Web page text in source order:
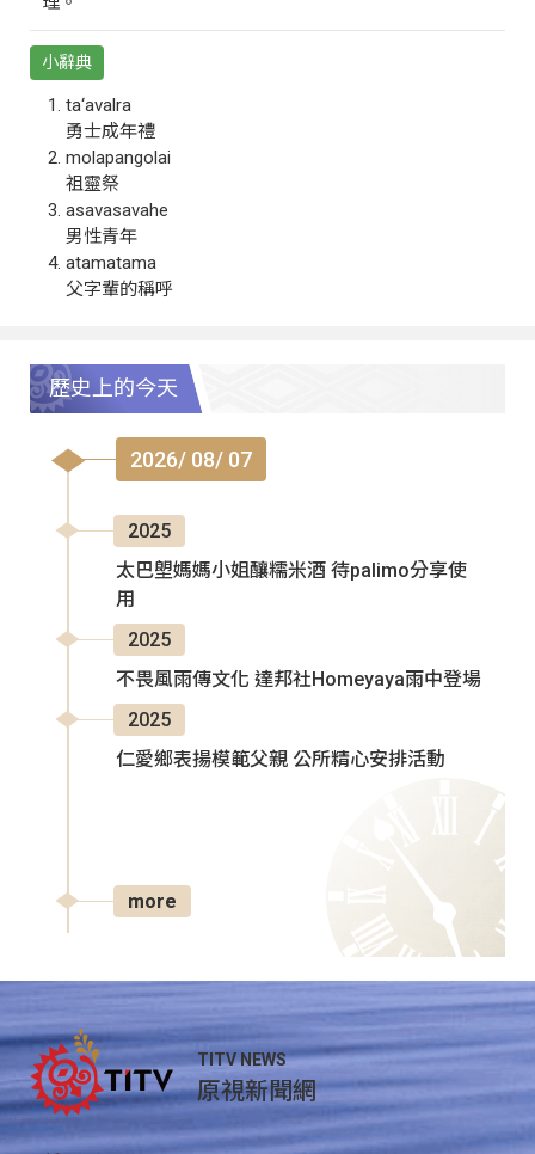
小辭典
ta‘avalra
勇士成年禮
molapangolai
祖靈祭
asavasavahe
男性青年
atamatama
父字輩的稱呼
歷史上的今天
2026/ 08/ 07
2025
太巴塱媽媽小姐釀糯米酒 待palimo分享使
用
2025
不畏風雨傳文化 達邦社Homeyaya雨中登場
2025
仁愛鄉表揚模範父親 公所精心安排活動
more
TITV NEWS
原視新聞網